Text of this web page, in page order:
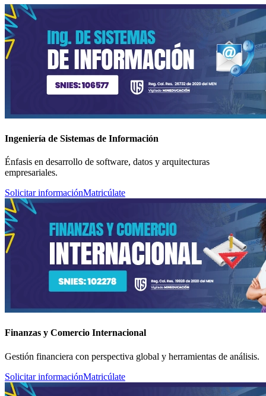
Ingeniería de Sistemas de Información
Énfasis en desarrollo de software, datos y arquitecturas
empresariales.
Solicitar informaciónMatricúlate
Finanzas y Comercio Internacional
Gestión financiera con perspectiva global y herramientas de análisis.
Solicitar informaciónMatricúlate